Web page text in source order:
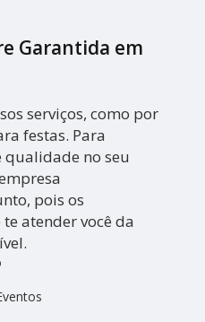
Garantida em
serviços, como por
festas. Para
no seu
pois os
atender você da